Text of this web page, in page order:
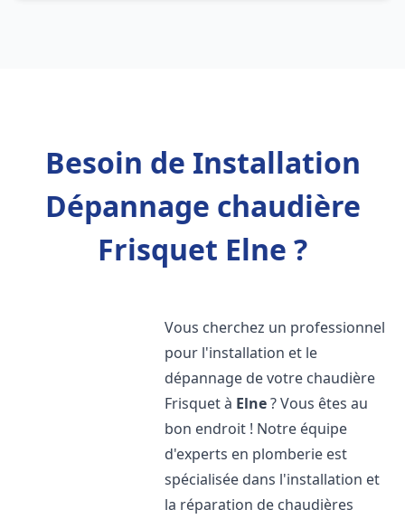
Besoin de Installation
Dépannage chaudière
Frisquet Elne ?
Vous cherchez un professionnel
pour l'installation et le
dépannage de votre chaudière
Frisquet à Elne? Vous êtes au
bon endroit ! Notre équipe
d'experts en plomberie est
spécialisée dans l'installation et
la réparation de chaudières